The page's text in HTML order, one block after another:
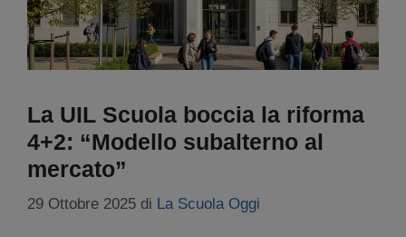
La UIL Scuola boccia la riforma
4+2: “Modello subalterno al
mercato”
29 Ottobre 2025 di La Scuola Oggi